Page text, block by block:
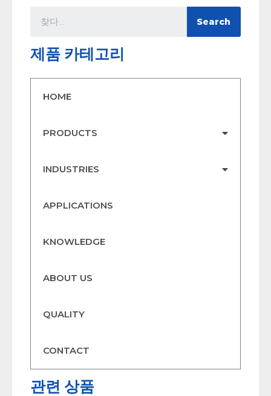
Search
제품 카테고리
HOME
PRODUCTS
INDUSTRIES
APPLICATIONS
KNOWLEDGE
ABOUT US
QUALITY
CONTACT
관련 상품